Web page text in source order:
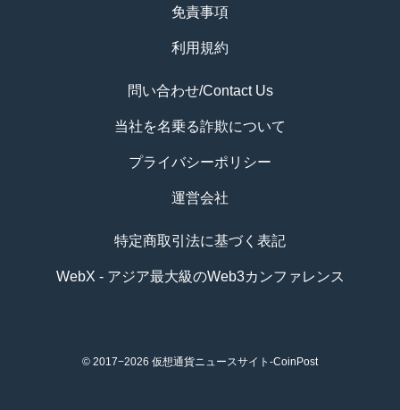
免責事項
利用規約
問い合わせ/Contact Us
当社を名乗る詐欺について
プライバシーポリシー
運営会社
特定商取引法に基づく表記
WebX - アジア最大級のWeb3カンファレンス
© 2017−2026 仮想通貨ニュースサイト-CoinPost